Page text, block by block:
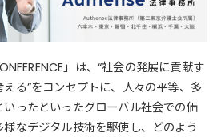
」は、“社会の発展に貢献す
る”をコンセプトに、人々の平等、多
ったといったグローバル社会での価
なデジタル技術を駆使し、どのよう